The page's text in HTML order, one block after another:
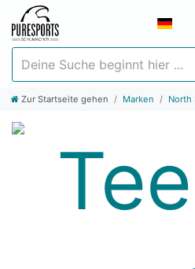
Zur Startseite gehen Marken North